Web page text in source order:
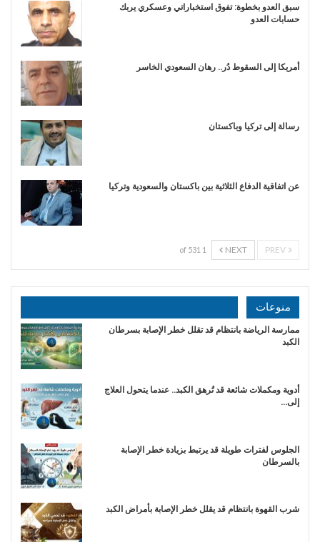
سبق العدو بخطوة: تفوق استخباراتي وعسكري يربك
حسابات العدو
أمريكا إلى السقوط دُر.. رهان السعودي الخاسر
رسالة إلى تركيا وباكستان
عن اتفاقية الدفاع الثلاثية بين باكستان والسعودية وتركيا
NEXT
1 of 531
منوعات
ممارسة الرياضة بانتظام قد تقلل خطر الإصابة بسرطان
الكبد
أدوية ومكملات شائعة قد تُرهق الكبد.. عندما يتحول العلاج
إلى…
الجلوس لفترات طويلة قد يرتبط بزيادة خطر الإصابة
بالسرطان
شرب القهوة بانتظام قد يقلل خطر الإصابة بأمراض الكبد